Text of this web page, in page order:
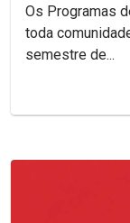
Os Programas
toda
semestre de...